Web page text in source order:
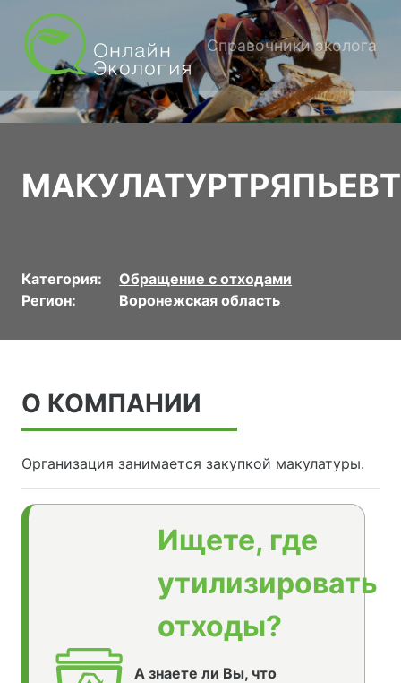
Справочники эколога
Категория:
Обращение с отходами
Регион:
Воронежская область
О КОМПАНИИ
Организация занимается закупкой макулатуры.
Ищете, где
утилизировать
отходы?
А знаете ли Вы, что